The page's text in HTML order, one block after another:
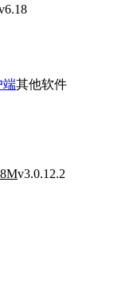
端其他软件
v3.0.12.2